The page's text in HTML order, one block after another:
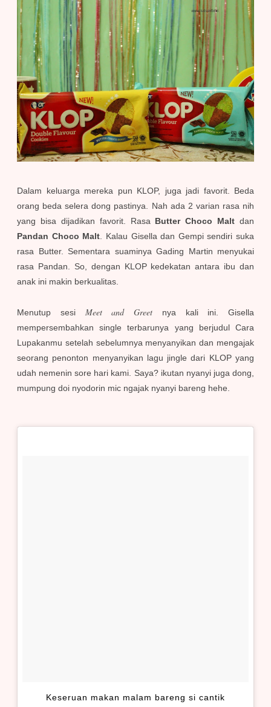
Dalam keluarga mereka pun KLOP, juga jadi favorit. Beda
orang beda selera dong pastinya. Nah ada 2 varian rasa nih
yang bisa dijadikan favorit. Rasa Butter Choco Malt dan
Pandan Choco Malt . Kalau Gisella dan Gempi sendiri suka
rasa Butter. Sementara suaminya Gading Martin menyukai
rasa Pandan. So, dengan KLOP kedekatan antara ibu dan
anak ini makin berkualitas.
Menutup sesi Meet and Greet nya kali ini. Gisella
mempersembahkan single terbarunya yang berjudul Cara
Lupakanmu setelah sebelumnya menyanyikan dan mengajak
seorang penonton menyanyikan lagu jingle dari KLOP yang
udah nemenin sore hari kami. Saya? ikutan nyanyi juga dong,
mumpung doi nyodorin mic ngajak nyanyi bareng hehe.
Keseruan makan malam bareng si cantik